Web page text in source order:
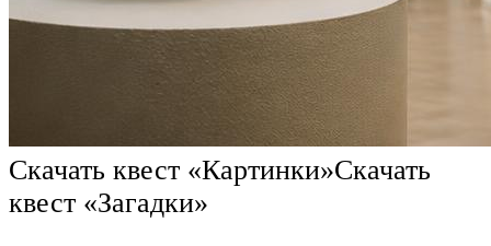
Скачать квест «Картинки»Скачать
квест «Загадки»